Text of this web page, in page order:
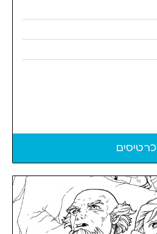
כרטיסים